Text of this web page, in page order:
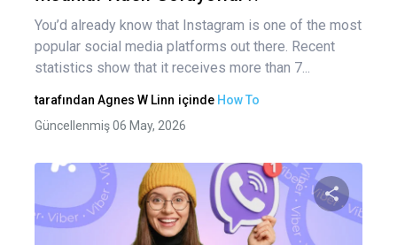
You’d already know that Instagram is one of the most
popular social media platforms out there. Recent
statistics show that it receives more than 7...
tarafından Agnes W Linn içinde How To
Güncellenmiş 06 May, 2026